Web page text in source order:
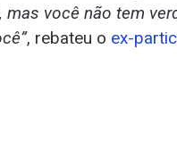
você não tem
, rebateu o ex-